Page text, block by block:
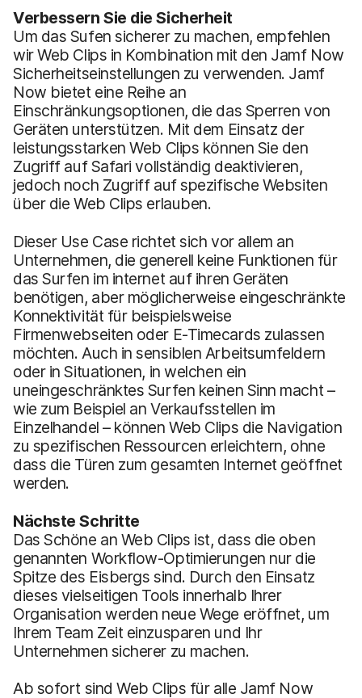
Verbessern Sie die Sicherheit
Um das Sufen sicherer zu machen, empfehlen
wir Web Clips in Kombination mit den Jamf Now
Sicherheitseinstellungen zu verwenden. Jamf
Now bietet eine Reihe an
Einschränkungsoptionen, die das Sperren von
Geräten unterstützen. Mit dem Einsatz der
leistungsstarken Web Clips können Sie den
Zugriff auf Safari vollständig deaktivieren,
jedoch noch Zugriff auf spezifische Websiten
über die Web Clips erlauben.
Dieser Use Case richtet sich vor allem an
Unternehmen, die generell keine Funktionen für
das Surfen im internet auf ihren Geräten
benötigen, aber möglicherweise eingeschränkte
Konnektivität für beispielsweise
Firmenwebseiten oder E-Timecards zulassen
möchten. Auch in sensiblen Arbeitsumfeldern
oder in Situationen, in welchen ein
uneingeschränktes Surfen keinen Sinn macht –
wie zum Beispiel an Verkaufsstellen im
Einzelhandel – können Web Clips die Navigation
zu spezifischen Ressourcen erleichtern, ohne
dass die Türen zum gesamten Internet geöffnet
werden.
Nächste Schritte
Das Schöne an Web Clips ist, dass die oben
genannten Workflow-Optimierungen nur die
Spitze des Eisbergs sind. Durch den Einsatz
dieses vielseitigen Tools innerhalb Ihrer
Organisation werden neue Wege eröffnet, um
Ihrem Team Zeit einzusparen und Ihr
Unternehmen sicherer zu machen.
Ab sofort sind Web Clips für alle Jamf Now